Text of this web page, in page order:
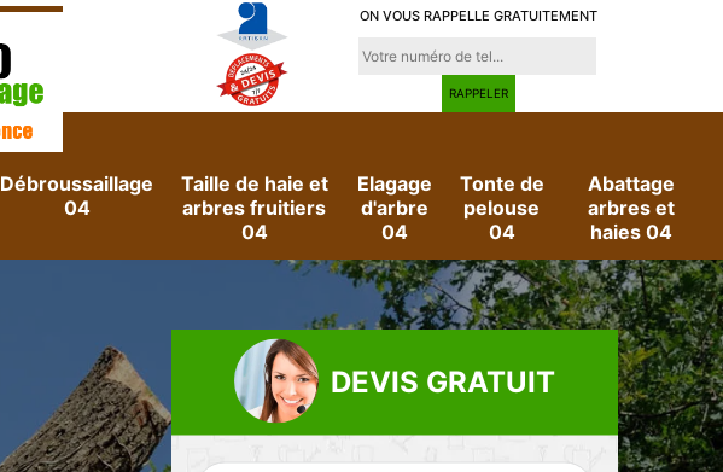
ON VOUS RAPPELLE GRATUITEMENT
Débroussaillage
04
Taille de haie et
arbres fruitiers
04
Elagage
d'arbre
04
Tonte de
pelouse
04
Abattage
arbres et
haies 04
DEVIS GRATUIT